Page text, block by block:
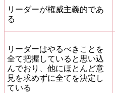
リーダーが権威主義的であ
る
リーダーはやるべきことを
全て把握していると思い込
んでおり、他にほとんど意
見を求めずに全てを決定し
ている